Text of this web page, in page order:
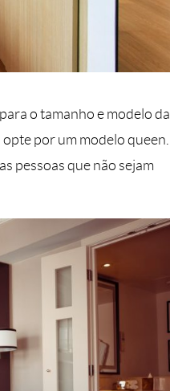
o tamanho e modelo da
por um modelo queen.
pessoas que não sejam